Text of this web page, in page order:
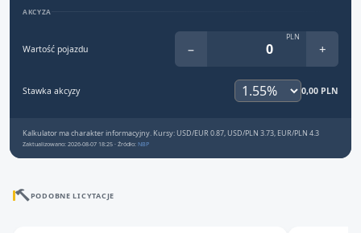
AKCYZA
Wartość pojazdu −
PLN
+
Stawka akcyzy 0,00 PLN
Kalkulator ma charakter informacyjny. Kursy: USD/EUR 0.87, USD/PLN 3.73, EUR/PLN 4.3
Zaktualizowano: 2026-08-07 18:25 · Źródło: NBP
PODOBNE LICYTACJE